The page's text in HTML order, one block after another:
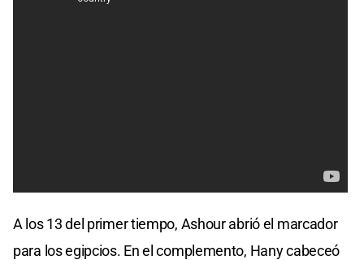
A los 13 del primer tiempo, Ashour abrió el marcador
para los egipcios. En el complemento, Hany cabeceó